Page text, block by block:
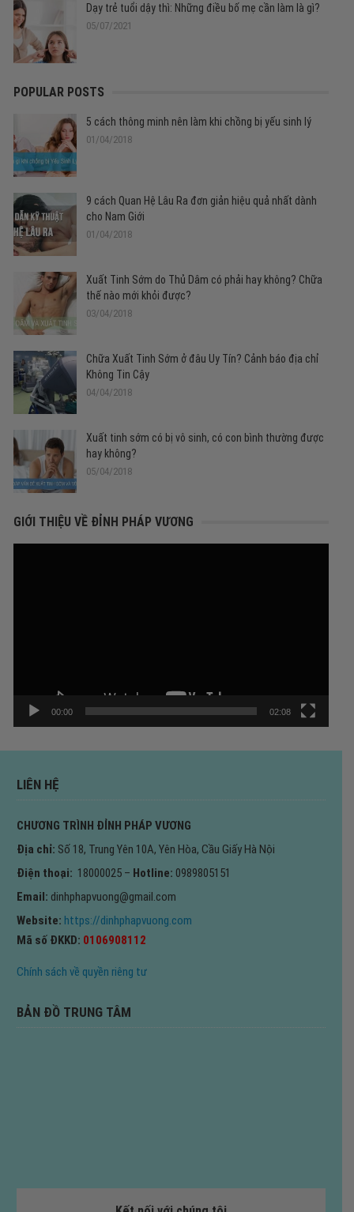
Dạy trẻ tuổi dậy thì: Những điều bố mẹ cần làm là gì?
05/07/2021
POPULAR POSTS
5 cách thông minh nên làm khi chồng bị yếu sinh lý
01/04/2018
9 cách Quan Hệ Lâu Ra đơn giản hiệu quả nhất dành
cho Nam Giới
01/04/2018
Xuất Tinh Sớm do Thủ Dâm có phải hay không? Chữa
thế nào mới khỏi được?
03/04/2018
Chữa Xuất Tinh Sớm ở đâu Uy Tín? Cảnh báo địa chỉ
Không Tin Cậy
04/04/2018
Xuất tinh sớm có bị vô sinh, có con bình thường được
hay không?
05/04/2018
GIỚI THIỆU VỀ ĐỈNH PHÁP VƯƠNG
00:00 02:08
LIÊN HỆ
CHƯƠNG TRÌNH ĐỈNH PHÁP VƯƠNG
Địa chỉ: Số 18, Trung Yên 10A, Yên Hòa, Cầu Giấy Hà Nội
Điện thoại: 18000025 – Hotline: 0989805151
Email: dinhphapvuong@gmail.com
Website: https://dinhphapvuong.com
Mã số ĐKKD: 0106908112
Chính sách về quyền riêng tư
BẢN ĐỒ TRUNG TÂM